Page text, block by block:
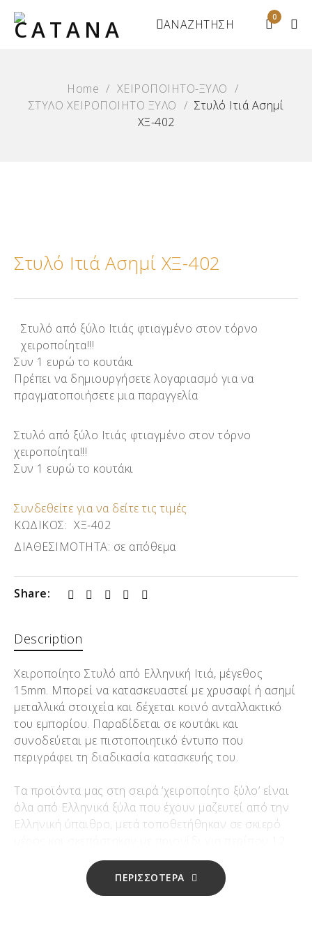
0
ΑΝΑΖΗΤΗΣΗ
Home / ΧΕΙΡΟΠΟΙΗΤΟ-ΞΥΛΟ /
ΣΤΥΛΟ ΧΕΙΡΟΠΟΙΗΤΟ ΞΥΛΟ / Στυλό Ιτιά Ασημί
ΧΞ-402
Στυλό Ιτιά Ασημί ΧΞ-402
Στυλό από ξύλο Ιτιάς φτιαγμένο στον τόρνο
χειροποίητα!!!
Συν 1 ευρώ το κουτάκι
Πρέπει να δημιουργήσετε λογαριασμό για να
πραγματοποιήσετε μια παραγγελία
Στυλό από ξύλο Ιτιάς φτιαγμένο στον τόρνο
χειροποίητα!!!
Συν 1 ευρώ το κουτάκι
Συνδεθείτε για να δείτε τις τιμές
ΚΩΔΙΚΟΣ: ΧΞ-402
ΔΙΑΘΕΣΙΜΟΤΗΤΑ: σε απόθεμα
Share:
Description
Χειροποίητο Στυλό από Ελληνική Ιτιά, μέγεθος
15mm. Μπορεί να κατασκευαστεί με χρυσαφί ή ασημί
μεταλλικά στοιχεία και δέχεται κοινό ανταλλακτικό
του εμπορίου. Παραδίδεται σε κουτάκι και
συνοδεύεται με πιστοποιητικό έντυπο που
περιγράφει τη διαδικασία κατασκευής του.
Τα προϊόντα μας στη σειρά ‘χειροποίητο ξύλο’ είναι
όλα από Ελληνικά ξύλα που έχουν μαζευτεί από την
Ελληνική ύπαιθρο, μετά τοποθετήθηκαν σε σκιερό
έως 16 μήνες αναλόγως το ξύλο, ώστε να
αποβάλουν κάθε ίχνος υγρασίας!!!
ΠΕΡΙΣΣΟΤΕΡΑ